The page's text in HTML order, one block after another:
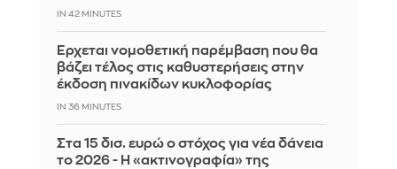
IN 42 MINUTES
Έρχεται νομοθετική παρέμβαση που θα
βάζει τέλος στις καθυστερήσεις στην
έκδοση πινακίδων κυκλοφορίας
IN 36 MINUTES
Στα 15 δισ. ευρώ ο στόχος για νέα δάνεια
το 2026 - Η «ακτινογραφία» της